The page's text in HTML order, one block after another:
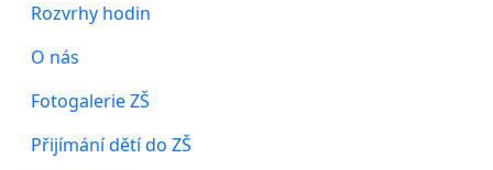
Rozvrhy hodin
O nás
Fotogalerie ZŠ
Přijímání dětí do ZŠ